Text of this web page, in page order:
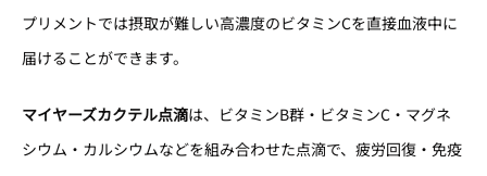
プリメントでは摂取が難しい高濃度のビタミンCを直接血液中に
届けることができます。
マイヤーズカクテル点滴は、ビタミンB群・ビタミンC・マグネ
シウム・カルシウムなどを組み合わせた点滴で、疲労回復・免疫